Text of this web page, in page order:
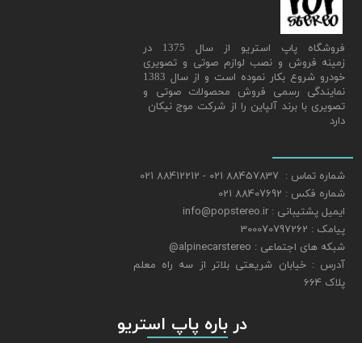
​فروشگاه پاپ استریو از سال 1375 در
زمینه فروش و نصب لوازم صوتی و تصویری
خودرو شروع بکار نموده است و از سال 1383
نمایندگی رسمی فروش محصولات صوتی و
تصویری با برند آلپاین را از شرکت موج نیکان
دارد
شماره تماس : 88457837 021 - 88412212 021
شماره فکس : 88407692 021
ایمیل پشتیبانی : info@popstereo.ir
پیامک : 300070797262
شبکه های اجتماعی : alpinecarstereo@
​​​​​​​آدرس : خیابان شریعتی بلاتر از سه راه معلم
پلاک 664
​​​​​​​ در باره پاپ استریو